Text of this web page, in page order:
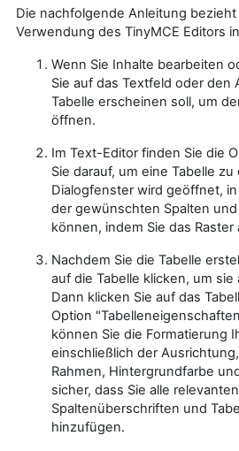
Die nachfolgende Anleitung
Verwendung des TinyMCE Editors
Wenn Sie Inhalte bearbeiten
Sie auf das Textfeld oder den
Tabelle erscheinen soll, um
öffnen.
Im Text-Editor finden Sie die
Sie darauf, um eine Tabelle zu
Dialogfenster wird geöffnet,
der gewünschten Spalten
können, indem Sie das Raster
Nachdem Sie die Tabelle
auf die Tabelle klicken, um sie
Dann klicken Sie auf das
Option
können Sie die Formatierung
einschließlich der Ausrichtung,
Rahmen, Hintergrundfarbe
sicher, dass Sie alle
Spaltenüberschriften und
hinzufügen.